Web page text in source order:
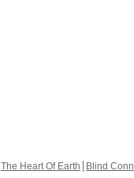
The Heart Of Earth Blind